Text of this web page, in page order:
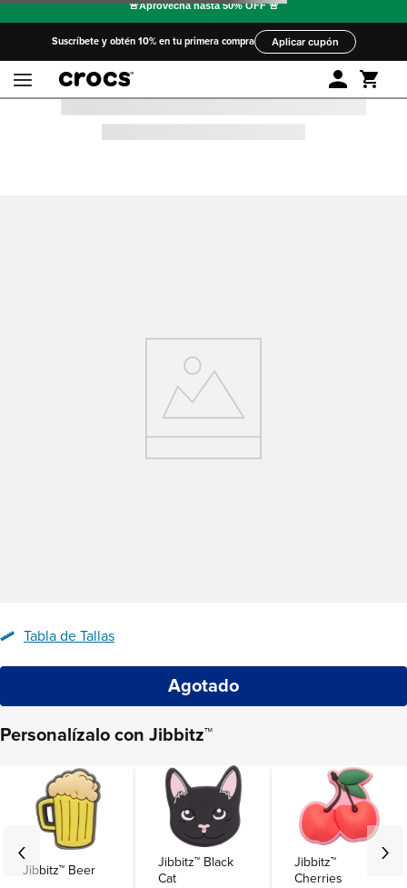
Suscríbete y obtén 10% en tu primera compra Aplicar cupón
Tabla de Tallas
Agotado
Personalízalo con Jibbitz™
Jibbitz™ Beer
Jibbitz™ Black
Cat
Jibbitz™
Cherries